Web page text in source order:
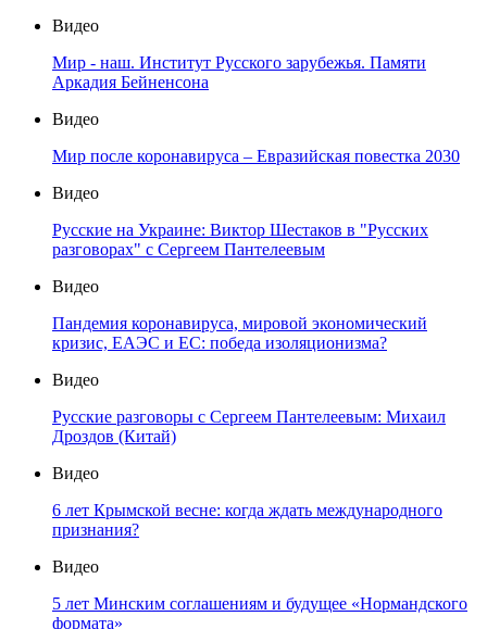
Видео
Мир - наш. Институт Русского зарубежья. Памяти
Аркадия Бейненсона
Видео
Мир после коронавируса – Евразийская повестка 2030
Видео
Русские на Украине: Виктор Шестаков в "Русских
разговорах" с Сергеем Пантелеевым
Видео
Пандемия коронавируса, мировой экономический
кризис, ЕАЭС и ЕС: победа изоляционизма?
Видео
Русские разговоры с Сергеем Пантелеевым: Михаил
Дроздов (Китай)
Видео
6 лет Крымской весне: когда ждать международного
признания?
Видео
5 лет Минским соглашениям и будущее «Нормандского
формата»